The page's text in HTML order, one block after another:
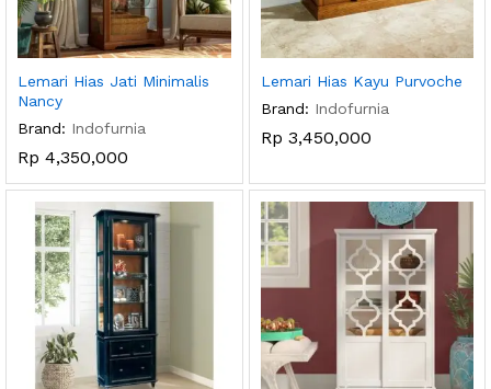
Lemari Hias Jati Minimalis
Nancy
Brand: Indofurnia
Rp 4,350,000
Lemari Hias Kayu Purvoche
Brand: Indofurnia
Rp 3,450,000